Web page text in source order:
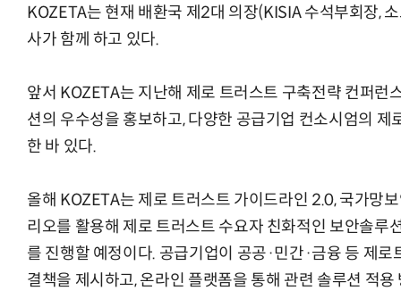
KOZETA는 현재 배환국 제2대 의장(KISIA 수석부회장,
사가 함께 하고 있다.
앞서 KOZETA는 지난해 제로 트러스트 구축전략 컨퍼런
션의 우수성을 홍보하고, 다양한 공급기업 컨소시엄의
한 바 있다.
올해 KOZETA는 제로 트러스트 가이드라인 2.0, 국가망
리오를 활용해 제로 트러스트 수요자 친화적인 보안솔루
를 진행할 예정이다. 공급기업이 공공·민간·금융 등 제
결책을 제시하고, 온라인 플랫폼을 통해 관련 솔루션 적